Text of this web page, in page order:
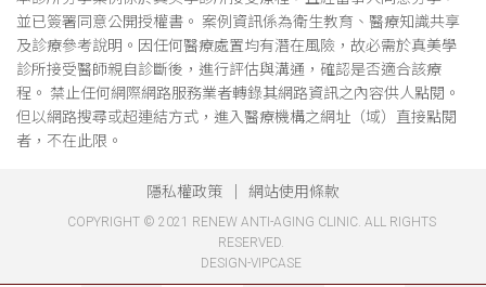
並已簽署同意公開授權書。 案例資訊係為衛生教育、醫療知識共享
及診療參考說明。因任何醫療處置均有潛在風險，故必需於真美學
診所接受醫師親自診斷後，進行評估與溝通，確認是否適合該療
程。 禁止任何網際網路服務業者轉錄其網路資訊之內容供人點閱。
但以網路搜尋或超連結方式，進入醫療機構之網址（域）直接點閱
者，不在此限。
隱私權政策 網站使用條款
COPYRIGHT © 2021 RENEW ANTI-AGING CLINIC. ALL RIGHTS
RESERVED.
DESIGN-VIPCASE